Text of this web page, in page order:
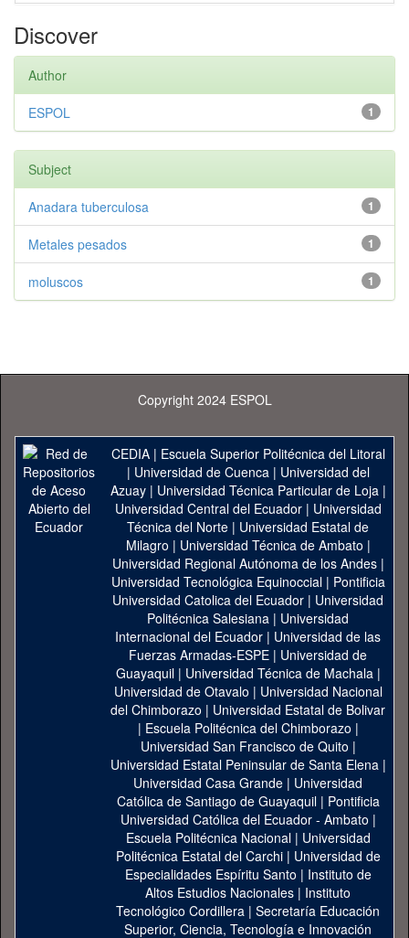
Discover
Author
1
ESPOL
Subject
1
Anadara tuberculosa
1
Metales pesados
1
moluscos
Copyright 2024 ESPOL
CEDIA| Escuela Superior Politécnica del Litoral
| Universidad de Cuenca| Universidad del
Azuay| Universidad Técnica Particular de Loja|
Universidad Central del Ecuador| Universidad
Técnica del Norte | Universidad Estatal de
Milagro | Universidad Técnica de Ambato |
Universidad Regional Autónoma de los Andes|
Universidad Tecnológica Equinoccial| Pontificia
Universidad Catolica del Ecuador | Universidad
Politécnica Salesiana | Universidad
Internacional del Ecuador | Universidad de las
Fuerzas Armadas-ESPE | Universidad de
Guayaquil| Universidad Técnica de Machala|
Universidad de Otavalo | Universidad Nacional
del Chimborazo | Universidad Estatal de Bolivar
| Escuela Politécnica del Chimborazo |
Universidad San Francisco de Quito |
Universidad Estatal Peninsular de Santa Elena|
Universidad Casa Grande | Universidad
Católica de Santiago de Guayaquil| Pontificia
Universidad Católica del Ecuador - Ambato |
Escuela Politécnica Nacional| Universidad
Politécnica Estatal del Carchi| Universidad de
Especialidades Espíritu Santo | Instituto de
Altos Estudios Nacionales | Instituto
Tecnológico Cordillera | Secretaría Educación
Superior, Ciencia, Tecnología e Innovación